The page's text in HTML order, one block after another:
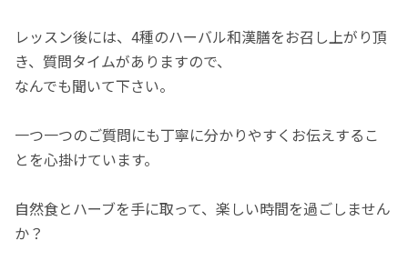
レッスン後には、4種のハーバル和漢膳をお召し上がり頂
き、質問タイムがありますので、
なんでも聞いて下さい。
一つ一つのご質問にも丁寧に分かりやすくお伝えするこ
とを心掛けています。
自然食とハーブを手に取って、楽しい時間を過ごしません
か？